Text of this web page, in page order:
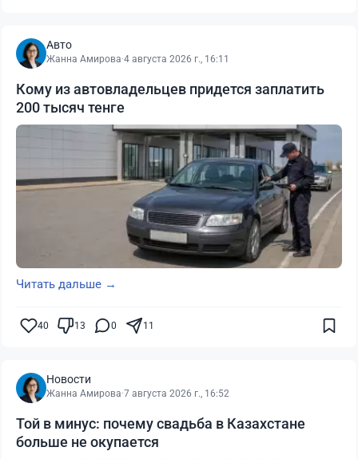
Авто
Жанна Амирова·4 августа 2026 г., 16:11
Кому из автовладельцев придется заплатить
200 тысяч тенге
Читать дальше →
40 13 0 11
Новости
Жанна Амирова·7 августа 2026 г., 16:52
Той в минус: почему свадьба в Казахстане
больше не окупается